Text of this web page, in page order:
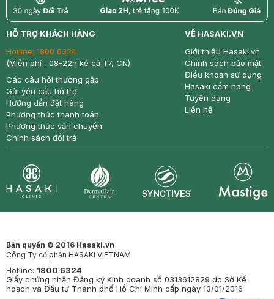
return nowfree price
HỖ TRỢ KHÁCH HÀNG
Hotline: 1800 6324
(Miễn phí , 08-22h kể cả T7, CN)
Các câu hỏi thường gặp
Gửi yêu cầu hỗ trợ
Hướng dẫn đặt hàng
Phương thức thanh toán
Phương thức vận chuyển
Chính sách đổi trả
VỀ HASAKI.VN
Giới thiệu Hasaki.vn
Chính sách bảo mật
Điều khoản sử dụng
Hasaki cẩm nang
Tuyển dụng
Liên hệ
Bản quyền © 2016 Hasaki.vn
Công Ty cổ phần HASAKI VIETNAM
Hotline: 1800 6324
Giấy chứng nhận Đăng ký Kinh doanh số 0313612829 do Sở Kế
hoạch và Đầu tư Thành phố Hồ Chí Minh cấp ngày 13/01/2016